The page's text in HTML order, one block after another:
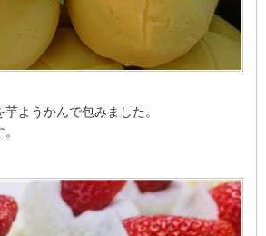
ようかんで包みました。